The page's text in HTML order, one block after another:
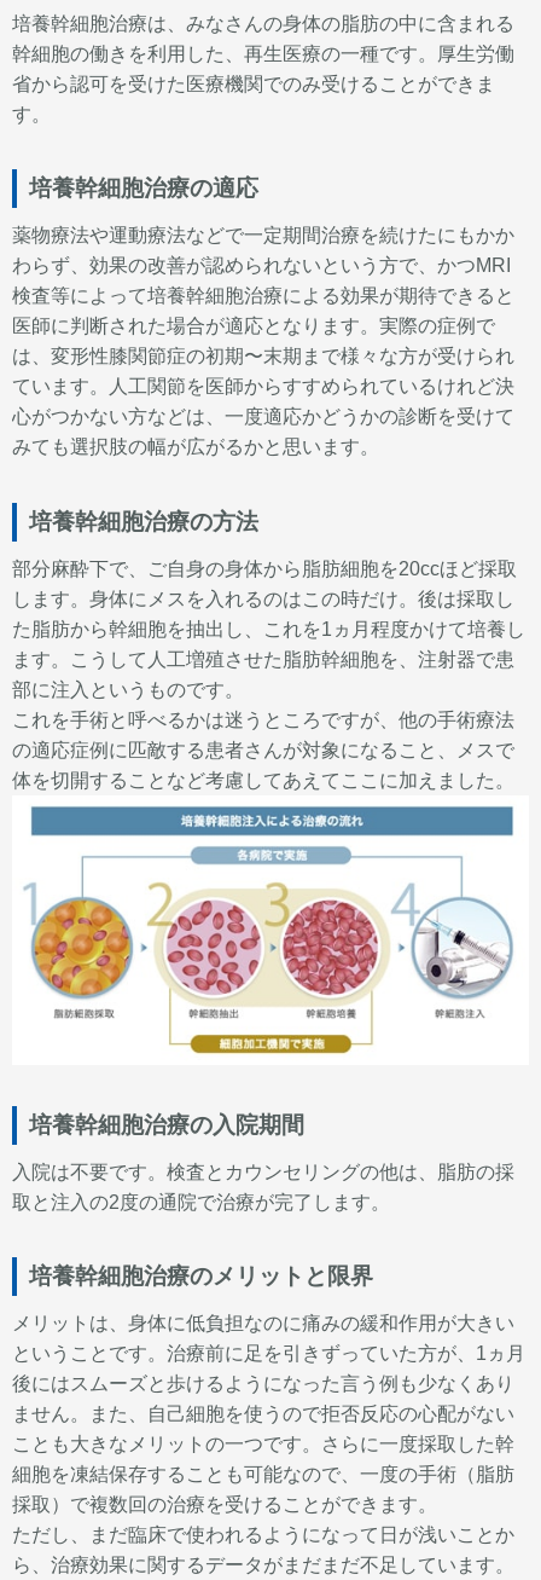
培養幹細胞治療は、みなさんの身体の脂肪の中に含まれる
幹細胞の働きを利用した、再生医療の一種です。厚生労働
省から認可を受けた医療機関でのみ受けることができま
す。
培養幹細胞治療の適応
薬物療法や運動療法などで一定期間治療を続けたにもかか
わらず、効果の改善が認められないという方で、かつMRI
検査等によって培養幹細胞治療による効果が期待できると
医師に判断された場合が適応となります。実際の症例で
は、変形性膝関節症の初期〜末期まで様々な方が受けられ
ています。人工関節を医師からすすめられているけれど決
心がつかない方などは、一度適応かどうかの診断を受けて
みても選択肢の幅が広がるかと思います。
培養幹細胞治療の方法
部分麻酔下で、ご自身の身体から脂肪細胞を20ccほど採取
します。身体にメスを入れるのはこの時だけ。後は採取し
た脂肪から幹細胞を抽出し、これを1ヵ月程度かけて培養し
ます。こうして人工増殖させた脂肪幹細胞を、注射器で患
部に注入というものです。
これを手術と呼べるかは迷うところですが、他の手術療法
の適応症例に匹敵する患者さんが対象になること、メスで
体を切開することなど考慮してあえてここに加えました。
培養幹細胞治療の入院期間
入院は不要です。検査とカウンセリングの他は、脂肪の採
取と注入の2度の通院で治療が完了します。
培養幹細胞治療のメリットと限界
メリットは、身体に低負担なのに痛みの緩和作用が大きい
ということです。治療前に足を引きずっていた方が、1ヵ月
後にはスムーズと歩けるようになった言う例も少なくあり
ません。また、自己細胞を使うので拒否反応の心配がない
ことも大きなメリットの一つです。さらに一度採取した幹
細胞を凍結保存することも可能なので、一度の手術（脂肪
採取）で複数回の治療を受けることができます。
ただし、まだ臨床で使われるようになって日が浅いことか
ら、治療効果に関するデータがまだまだ不足しています。